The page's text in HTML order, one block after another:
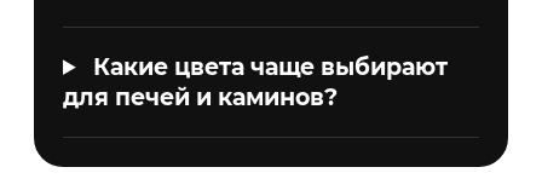
Какие цвета чаще выбирают
для печей и каминов?